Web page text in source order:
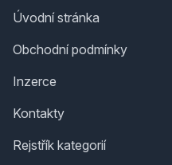
Úvodní stránka
Obchodní podmínky
Inzerce
Kontakty
Rejstřík kategorií